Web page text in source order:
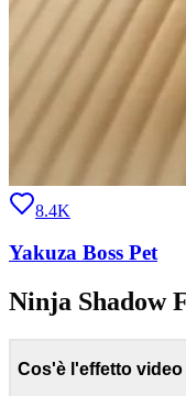
8.4K
Yakuza Boss Pet
Ninja Shadow
Cos'è l'effetto